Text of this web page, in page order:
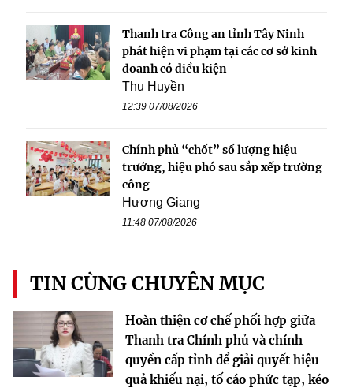
Thanh tra Công an tỉnh Tây Ninh
phát hiện vi phạm tại các cơ sở kinh
doanh có điều kiện
Thu Huyền
12:39 07/08/2026
Chính phủ “chốt” số lượng hiệu
trưởng, hiệu phó sau sắp xếp trường
công
Hương Giang
11:48 07/08/2026
TIN CÙNG CHUYÊN MỤC
Hoàn thiện cơ chế phối hợp giữa
Thanh tra Chính phủ và chính
quyền cấp tỉnh để giải quyết hiệu
quả khiếu nại, tố cáo phức tạp, kéo